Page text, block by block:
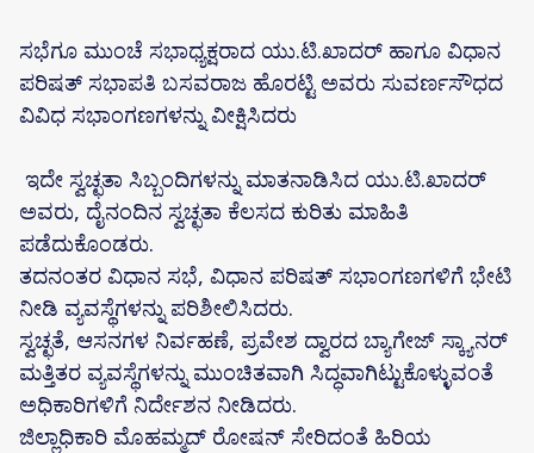
ಸಭೆಗೂ ಮುಂಚೆ ಸಭಾಧ್ಯಕ್ಷರಾದ ಯು.ಟಿ.ಖಾದರ‌್ ಹಾಗೂ ವಿಧಾನ
ಪರಿಷತ್ ಸಭಾಪತಿ ಬಸವರಾಜ ಹೊರಟ್ಟಿ ಅವರು ಸುವರ್ಣಸೌಧದ
ವಿವಿಧ ಸಭಾಂಗಣಗಳನ್ನು ವೀಕ್ಷಿಸಿದರು‌
ಇದೇ ಸ್ವಚ್ಛತಾ ಸಿಬ್ಬಂದಿಗಳನ್ನು ಮಾತನಾಡಿಸಿದ ಯು.ಟಿ.ಖಾದರ್
ಅವರು, ದೈನಂದಿನ ಸ್ವಚ್ಛತಾ ಕೆಲಸದ ಕುರಿತು ಮಾಹಿತಿ
ಪಡೆದುಕೊಂಡರು.
ತದನಂತರ ವಿಧಾನ ಸಭೆ, ವಿಧಾನ‌ ಪರಿಷತ್ ಸಭಾಂಗಣಗಳಿಗೆ ಭೇಟಿ
ನೀಡಿ ವ್ಯವಸ್ಥೆಗಳನ್ನು ಪರಿಶೀಲಿಸಿದರು.
ಸ್ವಚ್ಛತೆ, ಆಸನಗಳ ನಿರ್ವಹಣೆ, ಪ್ರವೇಶ ದ್ವಾರದ ಬ್ಯಾಗೇಜ್ ಸ್ಕ್ಯಾನರ್
ಮತ್ತಿತರ ವ್ಯವಸ್ಥೆಗಳನ್ನು ಮುಂಚಿತವಾಗಿ ಸಿದ್ಧವಾಗಿಟ್ಟುಕೊಳ್ಳುವಂತೆ
ಅಧಿಕಾರಿಗಳಿಗೆ ನಿರ್ದೇಶನ ನೀಡಿದರು.
ಜಿಲ್ಲಾಧಿಕಾರಿ ಮೊಹಮ್ಮದ್ ರೋಷನ್ ಸೇರಿದಂತೆ ಹಿರಿಯ